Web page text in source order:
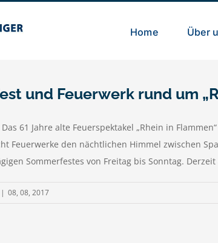
Home Über
und Feuerwerk rund um
Das 61 Jahre alte Feuerspektakel „Rhein in
Feuerwerke den nächtlichen Himmel zwischen
Sommerfestes von Freitag bis Sonntag.
| 08, 08, 2017